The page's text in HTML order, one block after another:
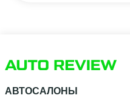
АВТОСАЛОНЫ